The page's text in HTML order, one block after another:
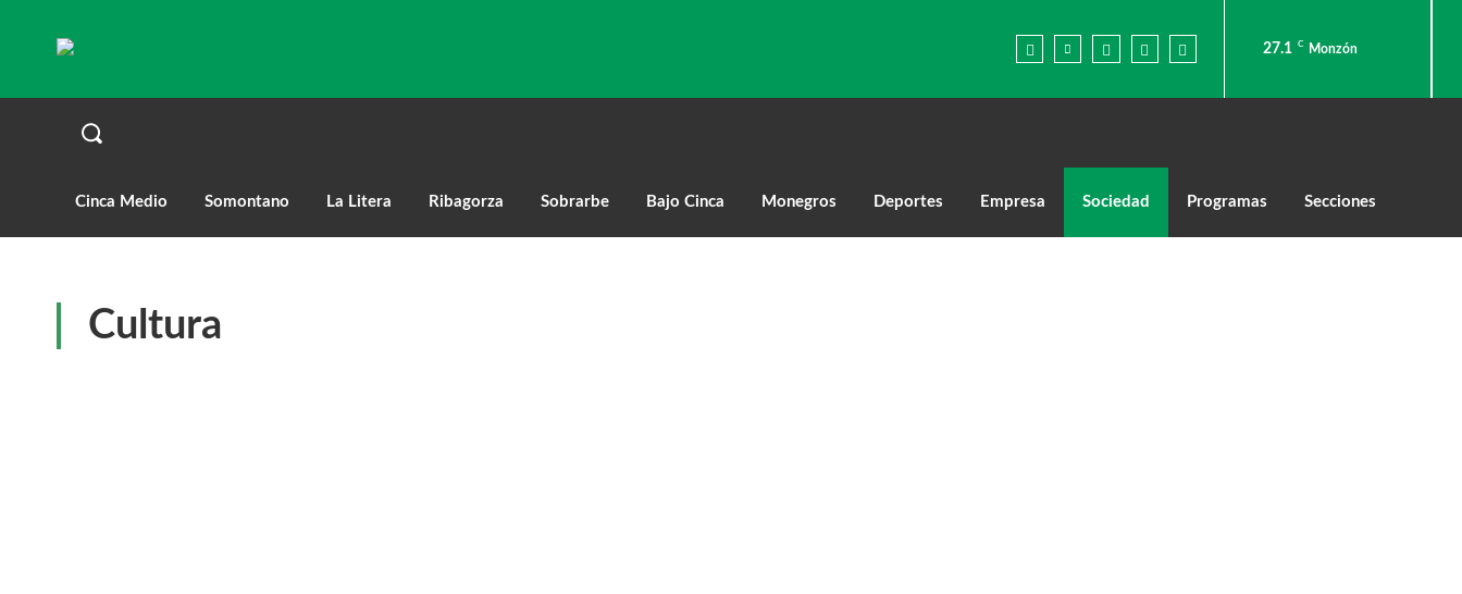
27.1 C Monzón
Cinca Medio Somontano La Litera Ribagorza Sobrarbe Bajo Cinca Monegros Deportes Empresa Sociedad Programas Secciones
Cultura